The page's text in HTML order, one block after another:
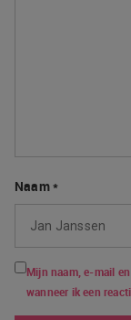
Naam*
Mijn naam, e-mail
wanneer ik een